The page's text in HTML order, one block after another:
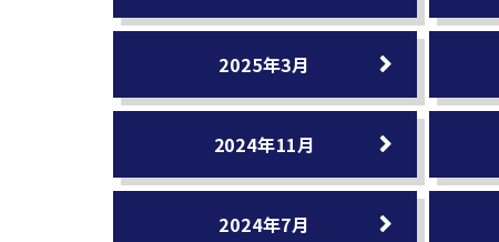
2025年3月
2024年11月
2024年7月